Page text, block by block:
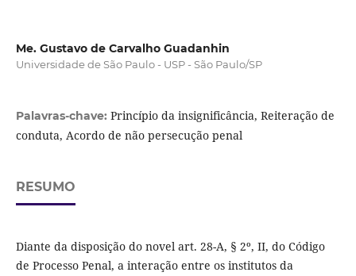
Me. Gustavo de Carvalho Guadanhin
Universidade de São Paulo - USP - São Paulo/SP
Palavras-chave: Princípio da insignificância, Reiteração de
conduta, Acordo de não persecução penal
RESUMO
Diante da disposição do novel art. 28-A, § 2º, II, do Código
de Processo Penal, a interação entre os institutos da